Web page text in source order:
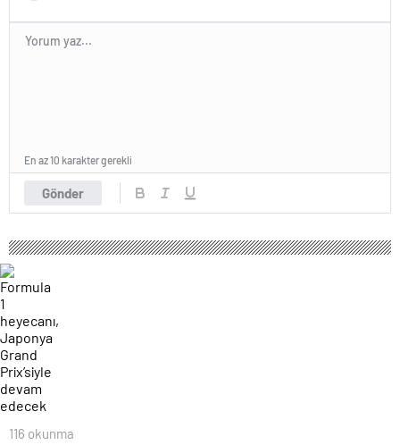
Gönder
En az 10 karakter gerekli
116 okunma